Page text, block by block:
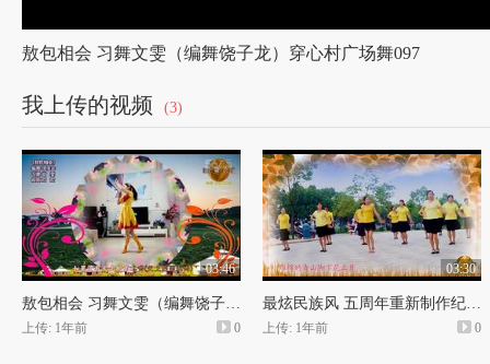
敖包相会 习舞文雯（编舞饶子龙）穿心村广场舞097
我上传的视频 (3)
03:46
敖包相会 习舞文雯（编舞饶子龙）穿心村广场舞097
上传: 1年前 0
03:30
最炫民族风 五周年重新制作纪念版 穿心村广场舞096
上传: 1年前 0